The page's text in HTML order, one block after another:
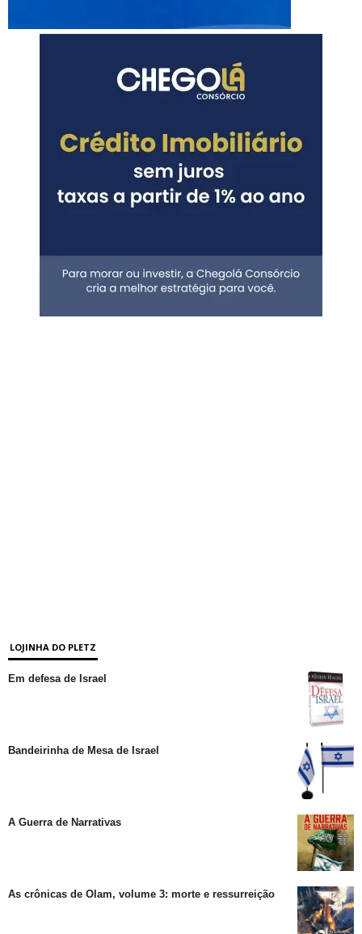
LOJINHA DO PLETZ
Em defesa de Israel
Bandeirinha de Mesa de Israel
A Guerra de Narrativas
As crônicas de Olam, volume 3: morte e ressurreição